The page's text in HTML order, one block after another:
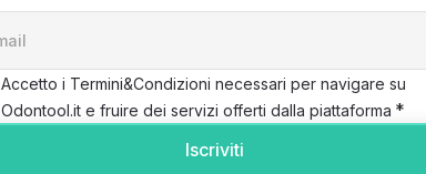
Accetto i Termini&Condizioni necessari per navigare su
Odontool.it e fruire dei servizi offerti dalla piattaforma *
Iscriviti